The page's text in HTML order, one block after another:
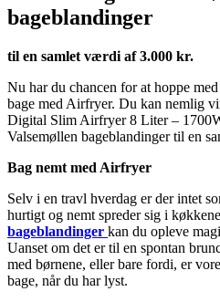
bageblandinger
til en samlet værdi af 3.000 kr.
Nu har du chancen for at hoppe
bage med Airfryer. Du kan nemlig
Digital Slim Airfryer 8 Liter –
Valsemøllen bageblandinger til en
Bag nemt med Airfryer
Selv i en travl hverdag er der intet
hurtigt og nemt spreder sig i
bageblandinger kan du opleve
Uanset om det er til en spontan
med børnene, eller bare fordi, er
bage, når du har lyst.